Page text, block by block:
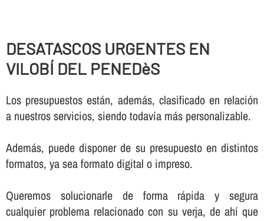
DESATASCOS URGENTES EN
VILOBÍ DEL PENEDèS
Los presupuestos están, además, clasificado en relación
a nuestros servicios, siendo todaví­a más personalizable.
Además, puede disponer de su presupuesto en distintos
formatos, ya sea formato digital o impreso.
Queremos solucionarle de forma rápida y segura
cualquier problema relacionado con su verja, de ahí­ que